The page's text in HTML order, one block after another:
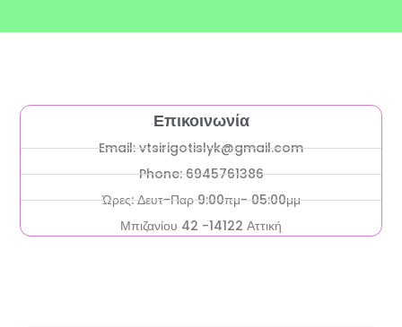
Επικοινωνία
Email: vtsirigotislyk@gmail.com
Phone: 6945761386
Ώρες: Δευτ-Παρ 9:00πμ- 05:00μμ
Μπιζανίου 42 -14122 Αττική